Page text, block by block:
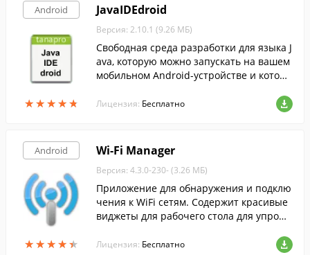
Android
★★★★★
★★★★★
JavaIDEdroid
Версия: 2.10.1 (9.26 МБ)
Свободная среда разработки для языка J
ava, которую можно запускать на вашем
мобильном Android-устройстве и котора
жения под платформу Android.
Лицензия: Бесплатно
Android
★★★★★
★★★★★
Wi-Fi Manager
Версия: 4.3.0-230- (3.26 МБ)
Приложение для обнаружения и подклю
чения к WiFi сетям. Содержит красивые
виджеты для рабочего стола для упрощ
Лицензия: Бесплатно